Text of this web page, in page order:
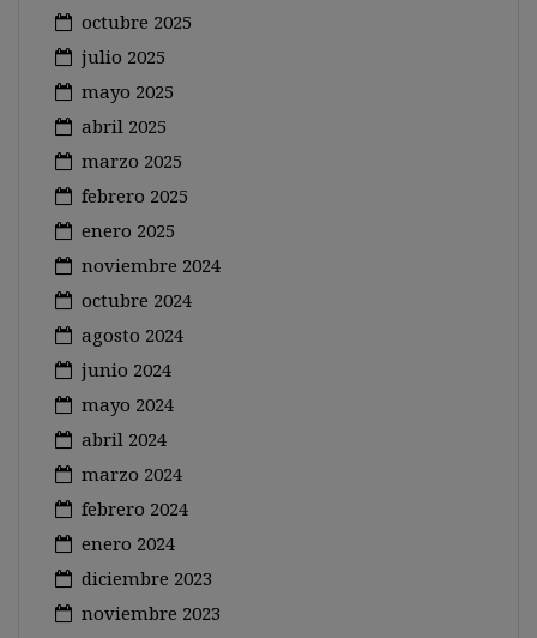
octubre 2025
julio 2025
mayo 2025
abril 2025
marzo 2025
febrero 2025
enero 2025
noviembre 2024
octubre 2024
agosto 2024
junio 2024
mayo 2024
abril 2024
marzo 2024
febrero 2024
enero 2024
diciembre 2023
noviembre 2023